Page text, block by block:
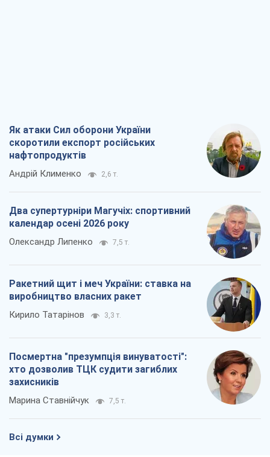
Як атаки Сил оборони України
скоротили експорт російських
нафтопродуктів
Андрій Клименко 2,6 т.
Два супертурніри Магучіх: спортивний
календар осені 2026 року
Олександр Липенко 7,5 т.
Ракетний щит і меч України: ставка на
виробництво власних ракет
Кирило Татарінов 3,3 т.
Посмертна "презумпція винуватості":
хто дозволив ТЦК судити загиблих
захисників
Марина Ставнійчук 7,5 т.
Всі думки